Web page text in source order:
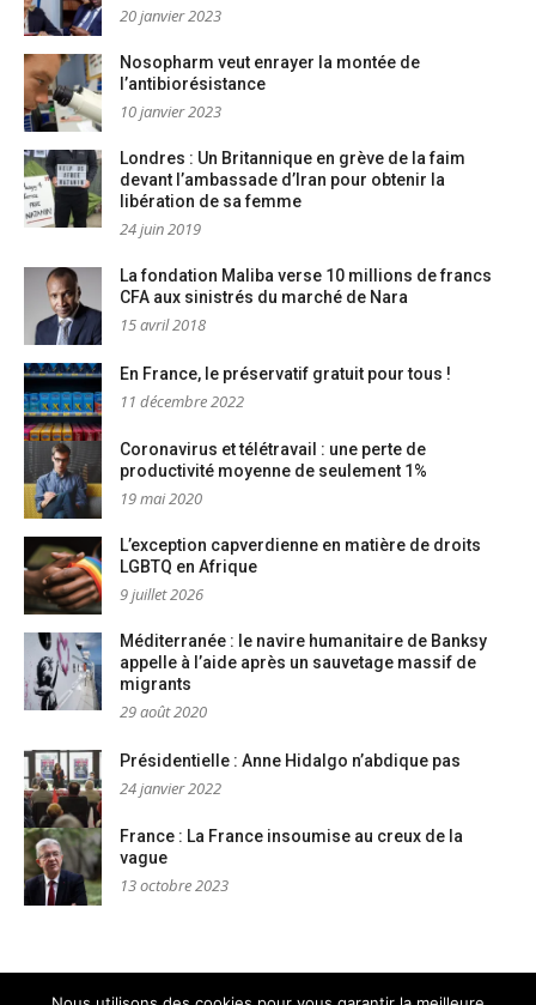
20 janvier 2023
Nosopharm veut enrayer la montée de
l’antibiorésistance
10 janvier 2023
Londres : Un Britannique en grève de la faim
devant l’ambassade d’Iran pour obtenir la
libération de sa femme
24 juin 2019
La fondation Maliba verse 10 millions de francs
CFA aux sinistrés du marché de Nara
15 avril 2018
En France, le préservatif gratuit pour tous !
11 décembre 2022
Coronavirus et télétravail : une perte de
productivité moyenne de seulement 1%
19 mai 2020
L’exception capverdienne en matière de droits
LGBTQ en Afrique
9 juillet 2026
Méditerranée : le navire humanitaire de Banksy
appelle à l’aide après un sauvetage massif de
migrants
29 août 2020
Présidentielle : Anne Hidalgo n’abdique pas
24 janvier 2022
France : La France insoumise au creux de la
vague
13 octobre 2023